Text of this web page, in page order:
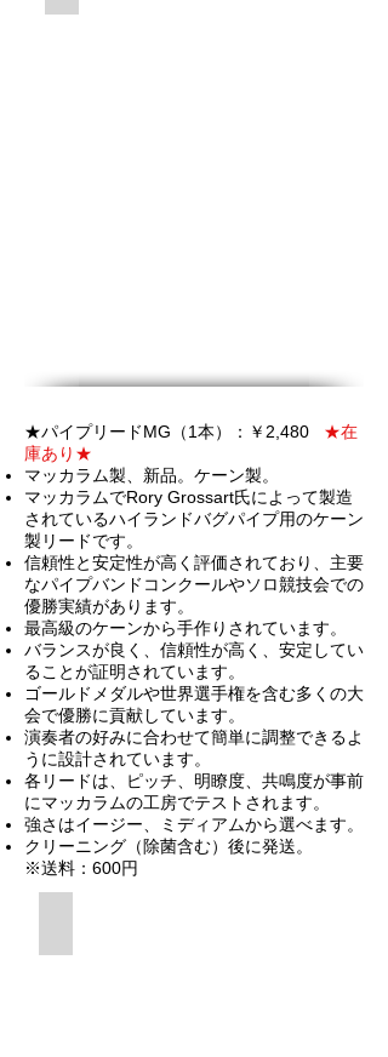
★パイプリードMG（1本）：￥2,480 ★在
庫あり★
マッカラム製、新品。ケーン製。
マッカラムでRory Grossart氏によって製造
されているハイランドバグパイプ用のケーン
製リードです。
信頼性と安定性が高く評価されており、主要
なパイプバンドコンクールやソロ競技会での
優勝実績があります。
最高級のケーンから手作りされています。
バランスが良く、信頼性が高く、安定してい
ることが証明されています。
ゴールドメダルや世界選手権を含む多くの大
会で優勝に貢献しています。
演奏者の好みに合わせて簡単に調整できるよ
うに設計されています。
各リードは、ピッチ、明瞭度、共鳴度が事前
にマッカラムの工房でテストされます。
強さはイージー、ミディアムから選べます。
クリーニング（除菌含む）後に発送。
※送料：600円